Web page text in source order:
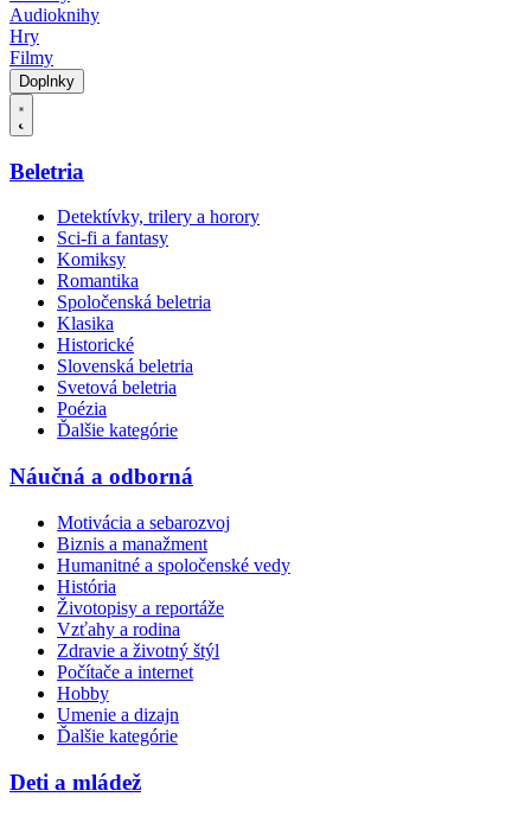
Audioknihy
Hry
Filmy
Doplnky
Beletria
Detektívky, trilery a horory
Sci-fi a fantasy
Komiksy
Romantika
Spoločenská beletria
Klasika
Historické
Slovenská beletria
Svetová beletria
Poézia
Ďalšie kategórie
Náučná a odborná
Motivácia a sebarozvoj
Biznis a manažment
Humanitné a spoločenské vedy
História
Životopisy a reportáže
Vzťahy a rodina
Zdravie a životný štýl
Počítače a internet
Hobby
Umenie a dizajn
Ďalšie kategórie
Deti a mládež